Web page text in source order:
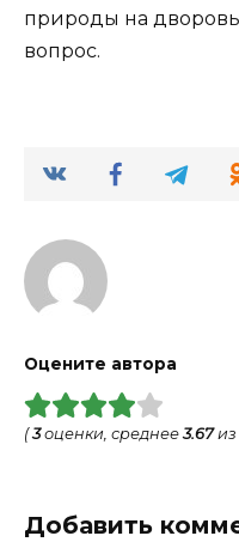
природы на
вопрос.
Оцените автора
(3оценки, среднее3.67из
Добавить